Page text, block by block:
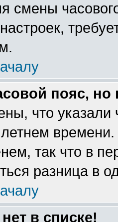
смены
пояс,
что указали
так что в
разница в
в списке!